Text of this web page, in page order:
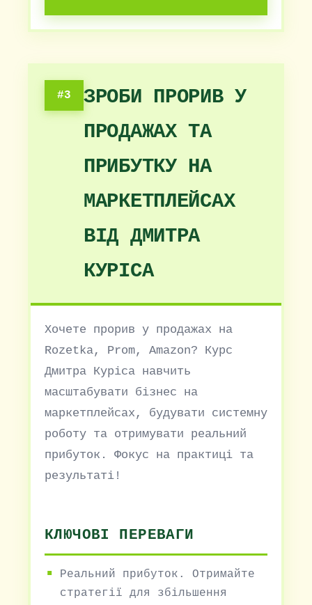
#3
ЗРОБИ ПРОРИВ У
ПРОДАЖАХ ТА
ПРИБУТКУ НА
МАРКЕТПЛЕЙСАХ
ВІД ДМИТРА
КУРІСА
Хочете прорив у продажах на
Rozetka, Prom, Amazon? Курс
Дмитра Куріса навчить
масштабувати бізнес на
маркетплейсах, будувати системну
роботу та отримувати реальний
прибуток. Фокус на практиці та
результаті!
КЛЮЧОВІ ПЕРЕВАГИ
Реальний прибуток. Отримайте
стратегії для збільшення